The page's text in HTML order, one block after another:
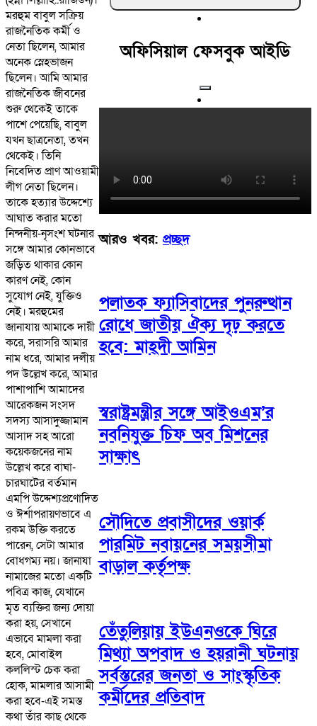
মরহুম বাবুল সক্রিয়
রাজনৈতিক কর্মী ও
নেতা ছিলেন, আমার
অনেক স্নেহভাজন
ছিলেন। আমি আমার
রাজনৈতিক জীবনের
শুরু থেকেই তাকে
পাশে পেয়েছি, বাবুল
যখন ছাত্রনেতা, তখন
থেকেই। তিনি
নিবেদিত প্রাণ আওয়ামী
লীগ নেতা ছিলেন।
তাকে হত্যার উদ্দেশ্যে
আঘাত করার মতো
নিন্দনীয়-নৃসংশ ঘটনার
সঙ্গে আমার কোনভাবে
জড়িত থাকার কোন
কারণ নেই, কোন
সুযোগ নেই, যুক্তিও
নেই। মরহুমের
জানাযায় আমাকে দায়ী
করে, সরাসরি আমার
নাম ধরে, আমার দলীয়
পদ উল্লেখ করে, আমার
পাশাপাশি আমাদের
আরেকজন সংসদ
সদস্য আসাদুজ্জামান
আসাদ সহ আরো
কয়েকজনের নাম
উল্লেখ করে বাঘা-
চারঘাটের বর্তমান
এমপি উদ্দেশ্যপ্রণোদিত
ও ঈর্শাপরায়ণভাবে এ
রকম উক্তি করতে
পারেন, সেটা আমার
বোধগম্য নয়। জানাযা
নামাজের মতো একটি
পবিত্র কাজ, যেখানে
মৃত ব্যক্তির জন্য দোয়া
করা হয়, সেখানে
এভাবে মামলা করা
হবে, মোবাইল
কললিস্ট চেক করা
হোক, মামলার আসামী
করা হবে-এই সমস্ত
কথা তাঁর কাছ থেকে
অফিসিয়াল ফেসবুক আইডি
আরও খবর: প্রচ্ছদ
পলাতক ফ্যাসিবাদের পুনরুত্থান
রোধে জাতীয় ঐক্য দৃঢ় করতে
হবে: মাহ্দী আমিন
স্বরাষ্ট্রমন্ত্রীর সঙ্গে আইওএম’র
নবনিযুক্ত চিফ অব মিশনের
সাক্ষাৎ
সৌদিতে প্রবাসীদের ওয়ার্ক
পারমিট নবায়নের সময়সীমা
বাড়াল কর্তৃপক্ষ
তেঁতুলিয়ায় ইউএনওকে ঘিরে
মিথ্যা অপবাদ ও হয়রানী ঘটনায়
সর্বস্তরের জনতা ও সাংস্কৃতিক
কর্মীদের প্রতিবাদ